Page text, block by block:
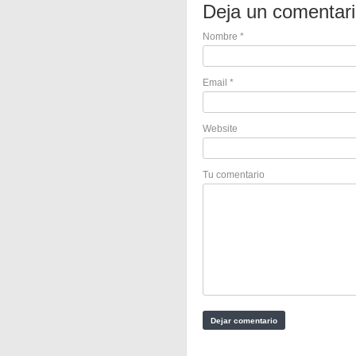
Deja un
Nombre *
Email *
Website
Tu comentario